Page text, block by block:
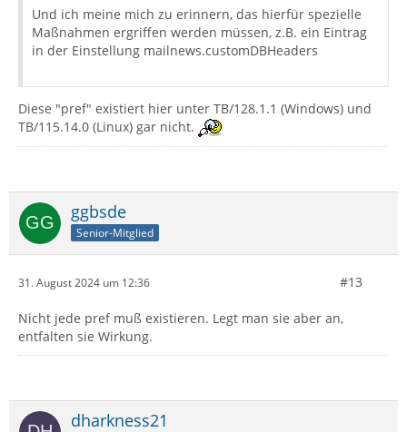
Und ich meine mich zu erinnern, das hierfür spezielle
Maßnahmen ergriffen werden müssen, z.B. ein Eintrag
in der Einstellung mailnews.customDBHeaders
Diese "pref" existiert hier unter TB/128.1.1 (Windows) und
TB/115.14.0 (Linux) gar nicht.
ggbsde
Senior-Mitglied
31. August 2024 um 12:36 #13
Nicht jede pref muß existieren. Legt man sie aber an,
entfalten sie Wirkung.
dharkness21